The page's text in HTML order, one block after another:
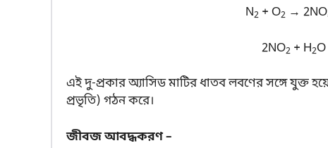
N2 + O2 →
2NO2 + H2
এই দু-প্রকার অ্যাসিড মাটির ধাতব লবণের সঙ্গে যুক্ত
প্রভৃতি) গঠন করে।
জীবজ আবদ্ধকরণ –